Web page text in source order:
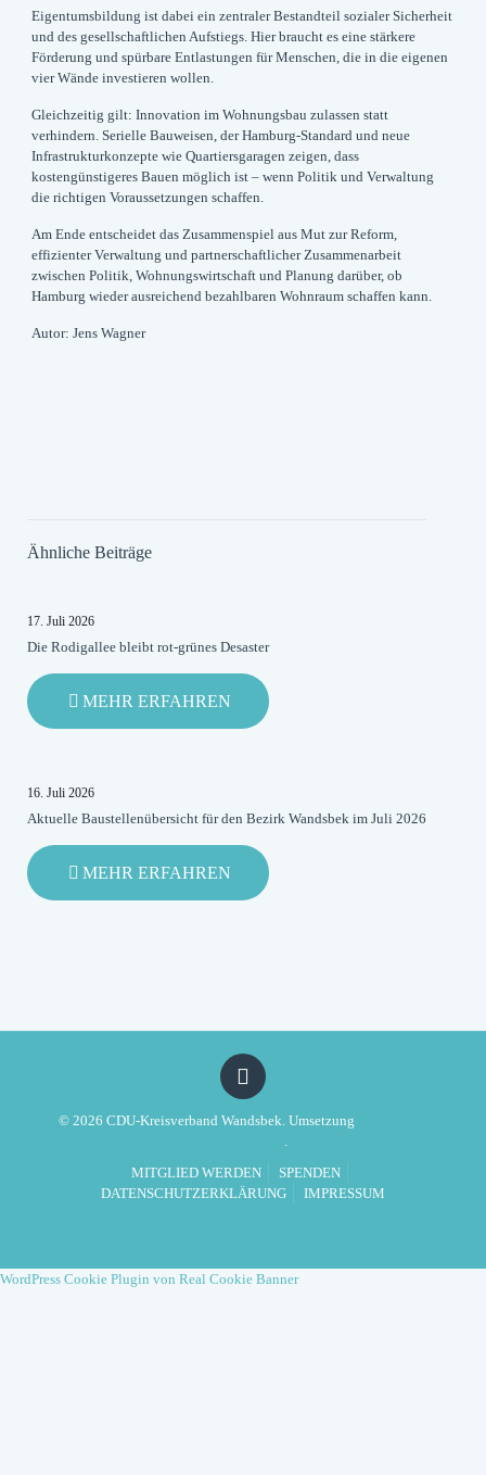
Eigentumsbildung ist dabei ein zentraler Bestandteil sozialer Sicherheit
und des gesellschaftlichen Aufstiegs. Hier braucht es eine stärkere
Förderung und spürbare Entlastungen für Menschen, die in die eigenen
vier Wände investieren wollen.
Gleichzeitig gilt: Innovation im Wohnungsbau zulassen statt
verhindern.Serielle Bauweisen, der Hamburg-Standard und neue
Infrastrukturkonzepte wie Quartiersgaragen zeigen, dass
kostengünstigeres Bauen möglich ist – wenn Politik und Verwaltung
die richtigen Voraussetzungen schaffen.
Am Ende entscheidet das Zusammenspiel aus Mut zur Reform,
effizienter Verwaltung und partnerschaftlicher Zusammenarbeit
zwischen Politik, Wohnungswirtschaft und Planung darüber, ob
Hamburg wieder ausreichend bezahlbaren Wohnraum schaffen kann.
Autor: Jens Wagner
Ähnliche Beiträge
17. Juli 2026
Die Rodigallee bleibt rot-grünes Desaster
MEHR ERFAHREN
DIE
DESASTER
16. Juli 2026
Aktuelle Baustellenübersicht für den Bezirk Wandsbek im Juli 2026
MEHR ERFAHREN
AKTUELLE
JULI
2026
© 2026 CDU-Kreisverband Wandsbek. Umsetzung
.
MITGLIED WERDEN
SPENDEN
DATENSCHUTZERKLÄRUNG
IMPRESSUM
WordPress Cookie Plugin von Real Cookie Banner